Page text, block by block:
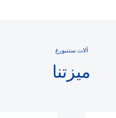
آلات ستنبورغ
ميزتنا